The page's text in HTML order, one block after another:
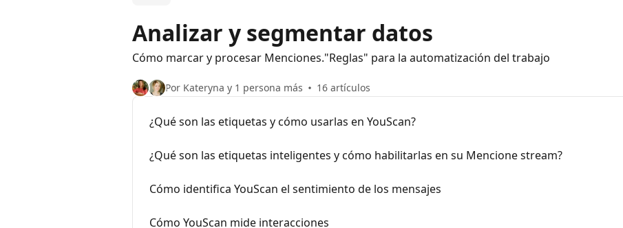
Analizar y segmentar datos
Cómo marcar y procesar Menciones."Reglas" para la automatización del trabajo
Por Kateryna y 1 persona más 16 artículos
¿Qué son las etiquetas y cómo usarlas en YouScan?
¿Qué son las etiquetas inteligentes y cómo habilitarlas en su Mencione stream?
Cómo identifica YouScan el sentimiento de los mensajes
Cómo YouScan mide interacciones